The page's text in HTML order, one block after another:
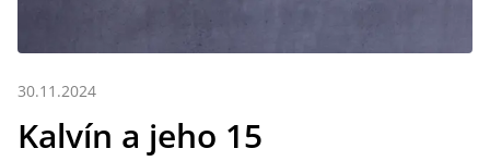
30.11.2024
Kalvín a jeho 15